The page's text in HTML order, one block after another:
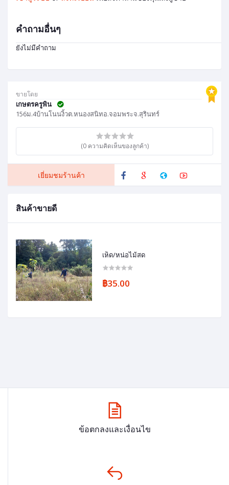
ขายโดย
เกษตรครูพิน
156ม.4บ้านโนนงิ้วต.หนองสนิทอ.จอมพระจ.สุรินทร์
(0 ความคิดเห็นของลูกค้า)
เยี่ยมชมร้านค้า
สินค้าขายดี
เห็ด/หน่อไม้สด
฿35.00
คำถามอื่นๆ
ยังไม่มีคำถาม
ข้อตกลงและเงื่อนไข